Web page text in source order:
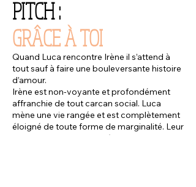
PITCH :
GRÂCE À TOI
Quand Luca rencontre Irène il s’attend à
tout sauf à faire une bouleversante histoire
d’amour.
Irène est non-voyante et profondément
affranchie de tout carcan social. Luca
mène une vie rangée et est complètement
éloigné de toute forme de marginalité. Leur
rencontre va leur faire découvrir le monde